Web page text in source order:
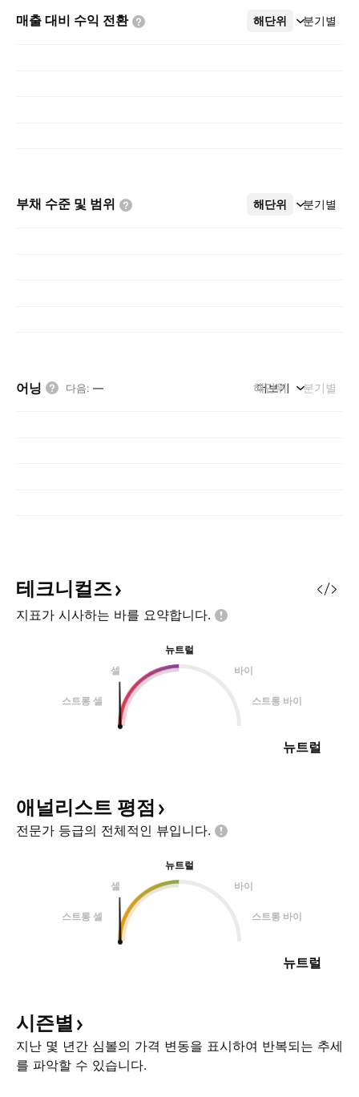
매출 대비 수익 전환 해단위 분기별
더보기
부채 수준 및 범위 해단위 분기별
더보기
어닝 다음: — 해단위 분기별
더보기
테크니컬즈
지표가 시사하는 바를 요약합니다.
뉴트럴
셀
바이
스트롱 셀 스트롱 바이
뉴트럴
애널리스트 평점
전문가 등급의 전체적인 뷰입니다.
뉴트럴
셀
바이
스트롱 셀 스트롱 바이
뉴트럴
시즌별
지난 몇 년간 심볼의 가격 변동을 표시하여 반복되는 추세
를 파악할 수 있습니다.